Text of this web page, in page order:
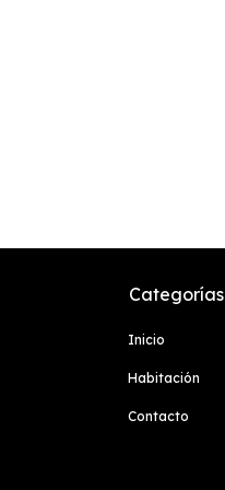
Categorías
Inicio
Habitación
Contacto